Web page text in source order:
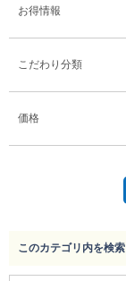
お得情報
こだわり分類
価格
このカテゴリ内を検索